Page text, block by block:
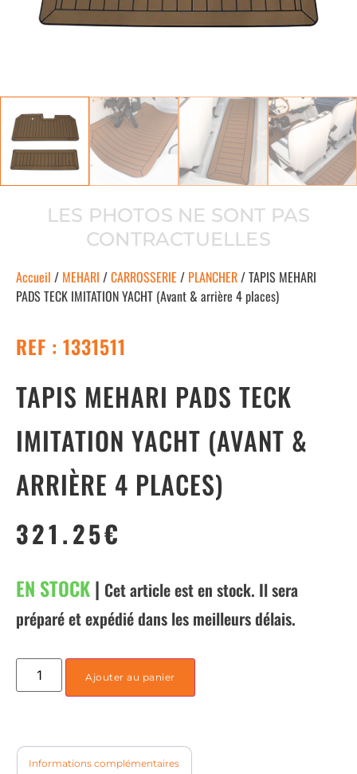
LES PHOTOS NE SONT PAS
CONTRACTUELLES
Accueil / MEHARI /CARROSSERIE / PLANCHER/ TAPIS MEHARI
PADS TECK IMITATION YACHT (Avant & arrière 4 places)
REF : 1331511
TAPIS MEHARI PADS TECK
IMITATION YACHT (AVANT &
ARRIÈRE 4 PLACES)
321.25€
EN STOCK| Cet article est en stock. Il sera
préparé et expédié dans les meilleurs délais.
Ajouter au panier
Informations complémentaires